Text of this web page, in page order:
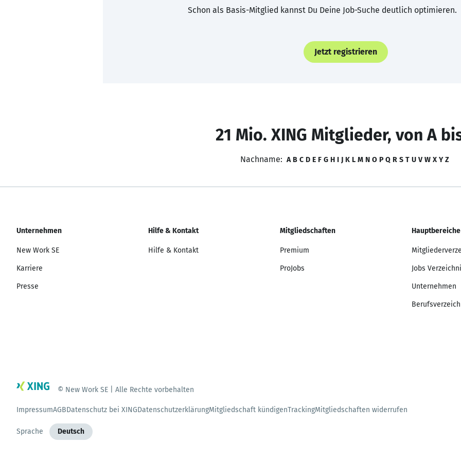
Schon als Basis-Mitglied kannst Du Deine Job-Suche deutlich optimieren.
Jetzt registrieren
21 Mio. XING Mitglieder, von A
Nachname: A B C D E F G H I J K L M N O P Q R S T U V W X Y Z
Unternehmen
New Work SE
Karriere
Presse
Hilfe & Kontakt
Hilfe & Kontakt
Mitgliedschaften
Premium
ProJobs
Hauptbereiche
Jobs
Unternehmen
© New Work SE | Alle Rechte vorbehalten
ImpressumAGBDatenschutz bei XINGDatenschutzerklärungMitgliedschaft kündigenTrackingMitgliedschaften widerrufen
Sprache Deutsch